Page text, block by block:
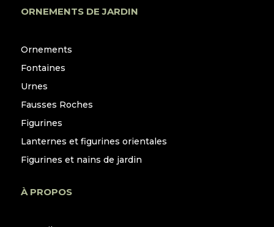
ORNEMENTS DE JARDIN
Ornements
Fontaines
Urnes
Fausses Roches
Figurines
Lanternes et figurines orientales
Figurines et nains de jardin
À PROPOS